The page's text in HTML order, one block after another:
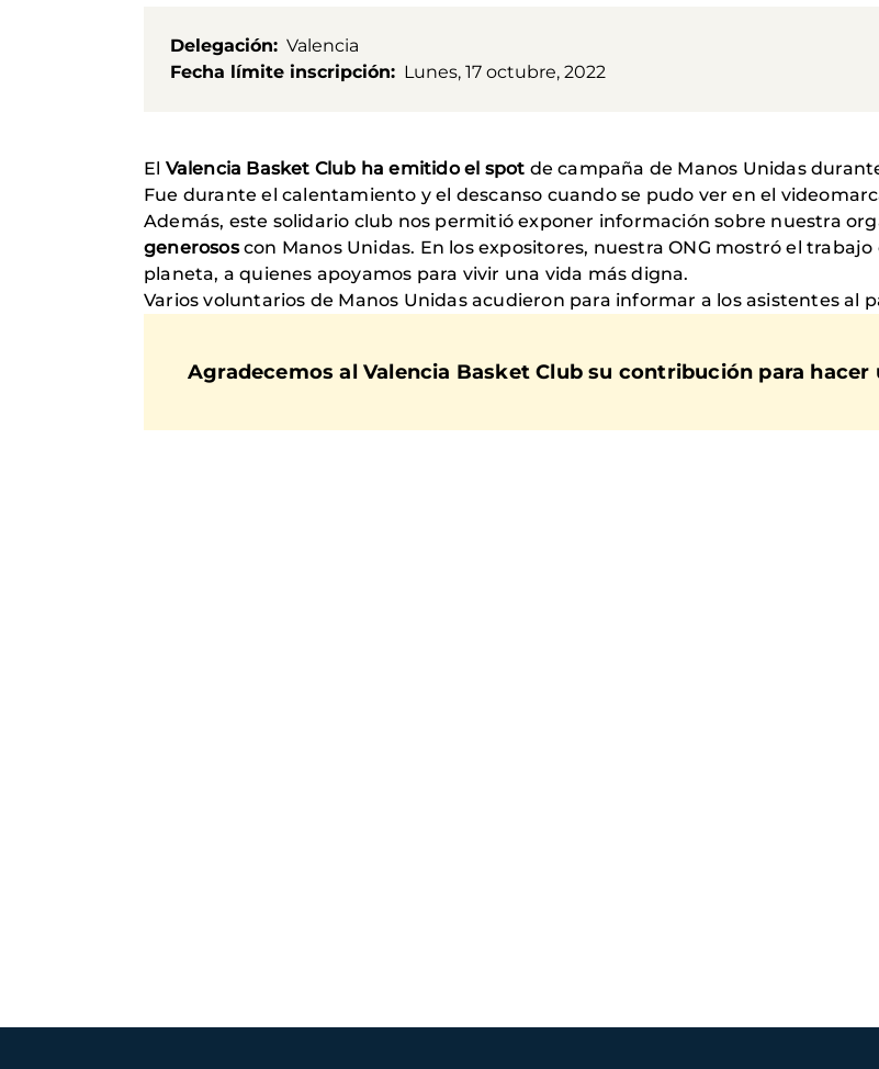
Delegación
Valencia
Fecha límite inscripción
Lunes, 17 octubre, 2022
El Valencia Basket Club ha emitido el spot de campaña de Manos Unidas
Fue durante el calentamiento y el descanso cuando se pudo ver en el
Además, este solidario club nos permitió exponer información sobre nuestra
generososcon Manos Unidas. En los expositores, nuestra ONG mostró el
planeta, a quienes apoyamos para vivir una vida más digna.
Varios voluntarios de Manos Unidas acudieron para informar a los asistentes al
Agradecemos al Valencia Basket Club su contribución para